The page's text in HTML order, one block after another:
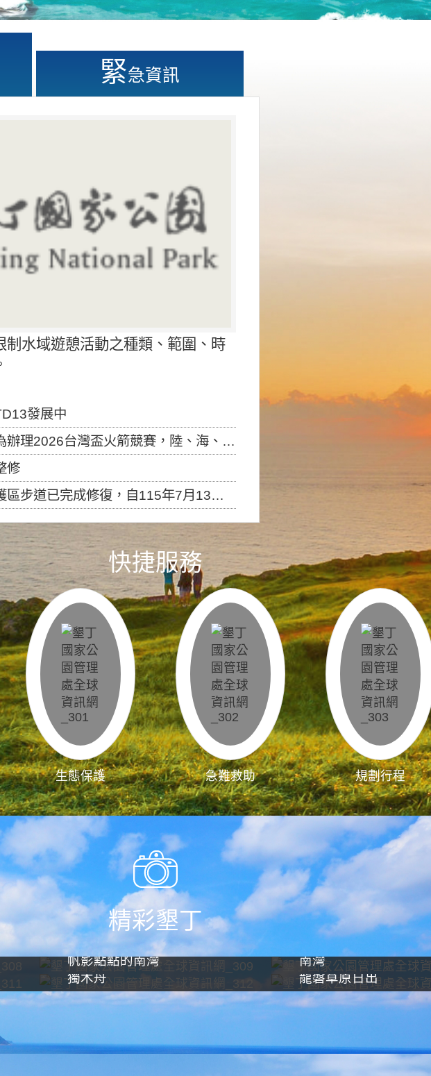
緊急資訊
水域遊憩活動之種類、範圍、時
發展中
盃火箭競賽，陸、海、空域警戒及協調相關事宜，因颱風備案事宜
修
，自115年7月13日（星期一）起恢復開放入園，歡迎民眾依規定申請入園....
快捷服務
生態保護 急難救助 規劃行程
精彩墾丁
帆影點點的南灣
南灣
獨木舟
龍磐草原日出